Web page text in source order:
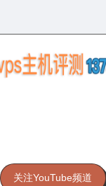
关注YouTube频道